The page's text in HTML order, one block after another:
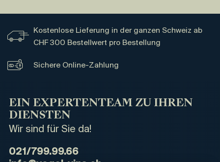
Kostenlose Lieferung in der ganzen Schweiz ab
CHF 300 Bestellwert pro Bestellung
Sichere Online-Zahlung
EIN EXPERTENTEAM ZU IHREN
DIENSTEN
Wir sind für Sie da!
021/799.99.66